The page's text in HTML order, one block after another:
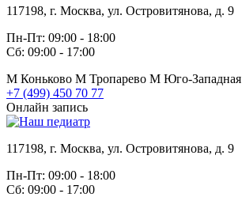
117198, г. Москва, ул. Островитянова, д. 9
Пн-Пт: 09:00 - 18:00
Сб: 09:00 - 17:00
М Коньково М Тропарево М Юго-Западная
+7 (499) 450 70 77
Онлайн запись
117198, г. Москва, ул. Островитянова, д. 9
Пн-Пт: 09:00 - 18:00
Сб: 09:00 - 17:00